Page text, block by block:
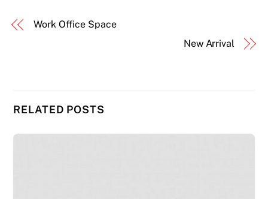
Work Office Space
New Arrival
RELATED POSTS